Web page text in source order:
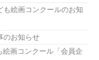
も絵画コンクールのお知
のお知らせ
画コンクール「会員企